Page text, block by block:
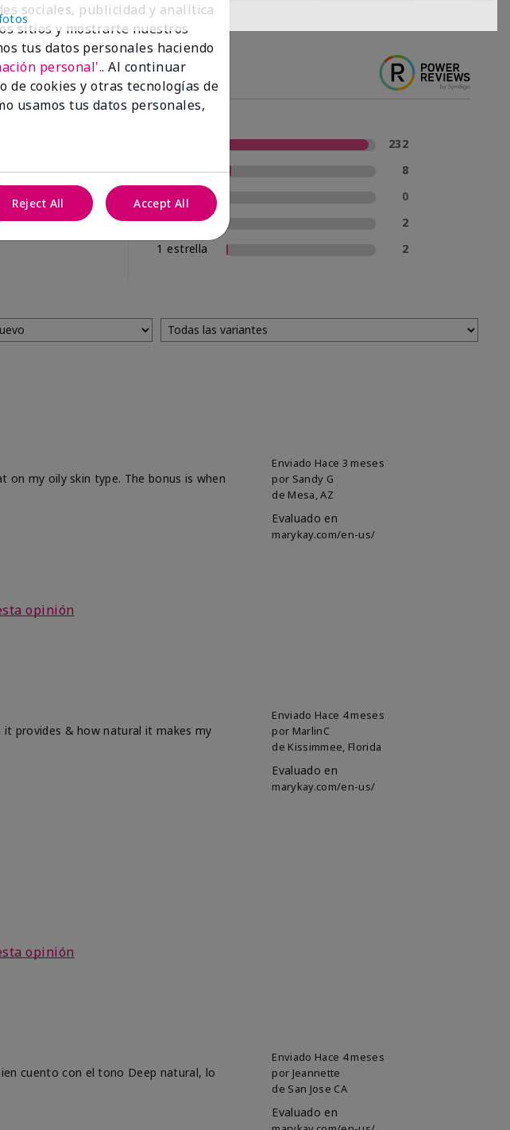
232
4 estrellas
8
3 estrellas
0
2 estrellas
2
1 estrella
2
Enviado Hace 3 meses
por Sandy G
de Mesa, AZ
Evaluado en
marykay.com/en-us/
my oily skin type. The bonus is when
opinión
Enviado Hace 4 meses
por MarlinC
de Kissimmee, Florida
Evaluado en
marykay.com/en-us/
provides & how natural it makes my
opinión
Enviado Hace 4 meses
por Jeannette
de San Jose CA
Evaluado en
cuento con el tono Deep natural, lo
sociales, publicidad y analítica
sitios y mostrarte nuestros
tus datos personales haciendo
personal'.. Al continuar
de cookies y otras tecnologías de
usamos tus datos personales,
Reject All Accept All